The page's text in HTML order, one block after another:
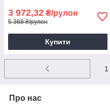
3 972,32 ₴/рулон
5 368 ₴/рулон
Купити
1
Про нас